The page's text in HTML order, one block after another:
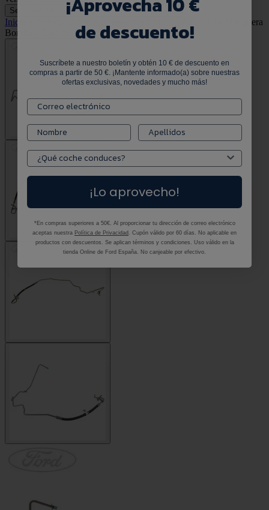
Selecciona tu vehículo Selecciona tu vehículo
Inicio
Ford Transit 2006-2014 Manguera
Bomba a Caja de Dirección Negro 1764039
de descuento!
Suscríbete a nuestro boletín y obtén 10 € de descuento en
compras a partir de 50 €. ¡Mantente informado(a) sobre nuestras
ofertas exclusivas, novedades y mucho más!
¡Lo aprovecho!
*En compras superiores a 50€. Al proporcionar tu dirección de correo electrónico
aceptas nuestra Política de Privacidad . Cupón válido por 60 días. No aplicable en
productos con descuentos. Se aplican términos y condiciones. Uso válido en la
tienda Online de Ford España. No canjeable por efectivo.